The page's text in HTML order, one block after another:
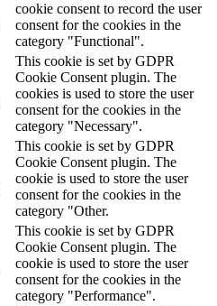
cookie consent to record the user
consent for the cookies in the
category "Functional".
This cookie is set by GDPR
Cookie Consent plugin. The
cookies is used to store the user
consent for the cookies in the
category "Necessary".
This cookie is set by GDPR
Cookie Consent plugin. The
cookie is used to store the user
consent for the cookies in the
category "Other.
This cookie is set by GDPR
Cookie Consent plugin. The
cookie is used to store the user
consent for the cookies in the
category "Performance".